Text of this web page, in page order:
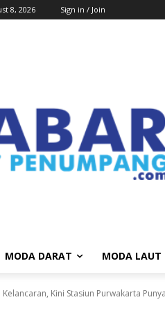
8, 2026 Sign in / Join
MODA DARAT MODA LAUT
Kelancaran, Kini Stasiun Purwakarta